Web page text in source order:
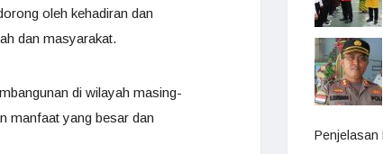
oleh kehadiran dan
dan masyarakat.
di wilayah masing-
manfaat yang besar dan
Penjelasan